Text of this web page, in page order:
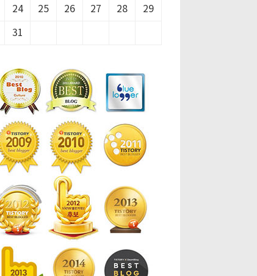
24 25 26 27 28 29
31